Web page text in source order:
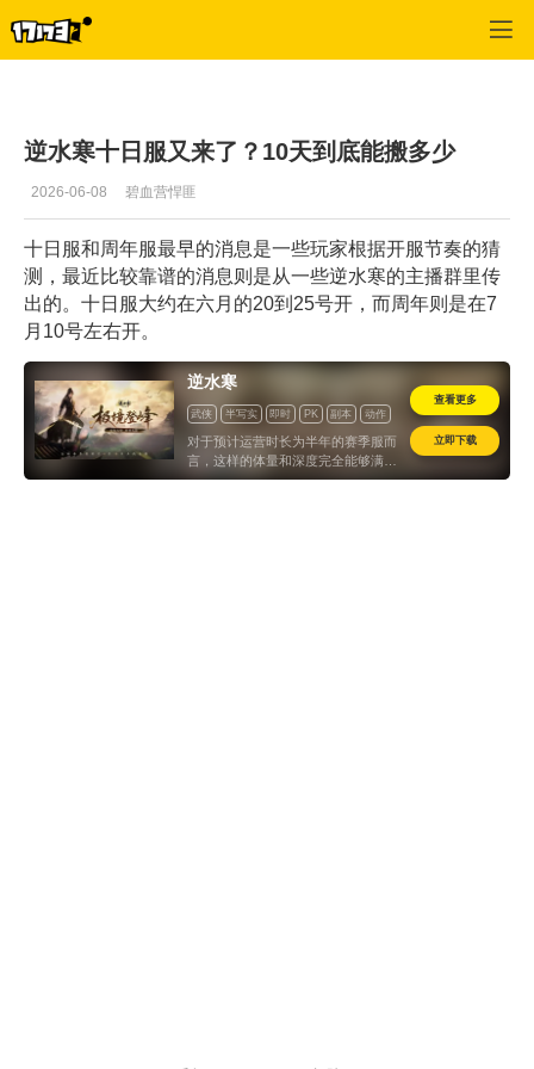
逆水寒十日服又来了？10天到底能搬多少
2026-06-08 碧血营悍匪
十日服和周年服最早的消息是一些玩家根据开服节奏的猜
测，最近比较靠谱的消息则是从一些逆水寒的主播群里传
出的。十日服大约在六月的20到 25号开，而周年则是在7
月 10号左右开。
逆水寒
武侠 半写实 即时 PK 副本
动作
计时收费
怀旧
对于预计运营时长为半年的赛季服而
言，这样的体量和深度完全能够满足
玩家“半年只玩一款游戏”的需求...
查看更多
立即下载